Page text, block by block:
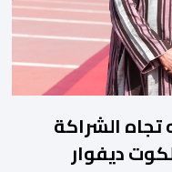
تجاه الشراكة
ديفوار